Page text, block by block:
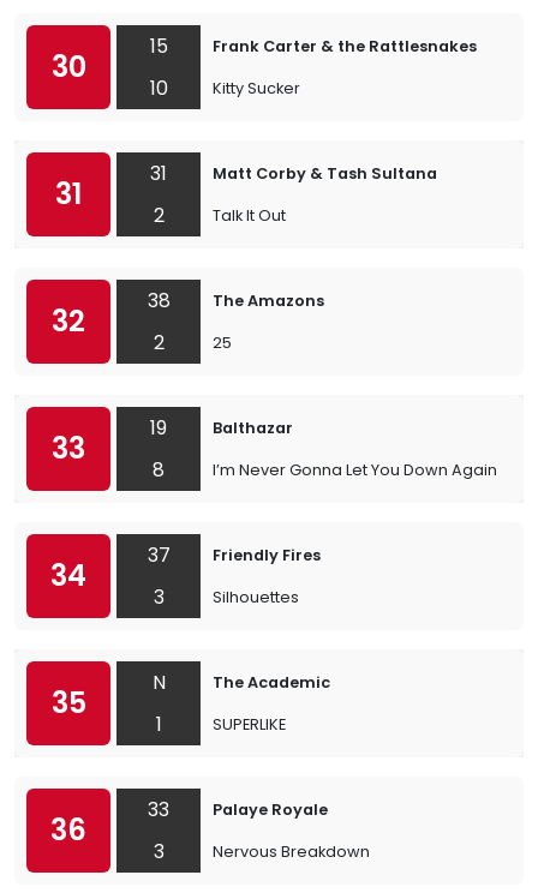
30
15
10
Frank Carter & the Rattlesnakes
Kitty Sucker
31
31
2
Matt Corby & Tash Sultana
Talk It Out
32
38
2
The Amazons
25
33
19
8
Balthazar
I’m Never Gonna Let You Down Again
34
37
3
Friendly Fires
Silhouettes
35
N
1
The Academic
SUPERLIKE
36
33
3
Palaye Royale
Nervous Breakdown